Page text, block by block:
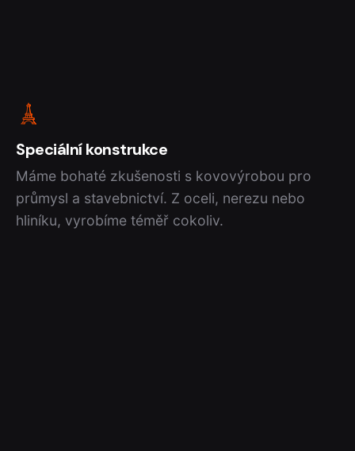
Speciální konstrukce
Máme bohaté zkušenosti s kovovýrobou pro
průmysl a stavebnictví. Z oceli, nerezu nebo
hliníku, vyrobíme téměř cokoliv.